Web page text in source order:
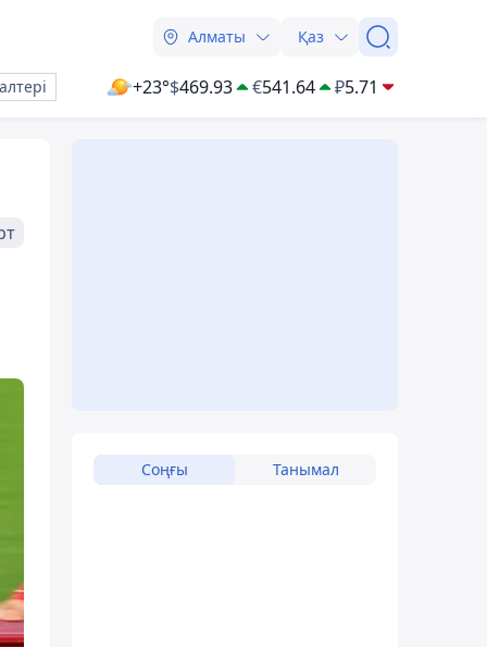
Алматы Қаз
+23°$469.93 €541.64 ₽5.71
Соңғы Танымал